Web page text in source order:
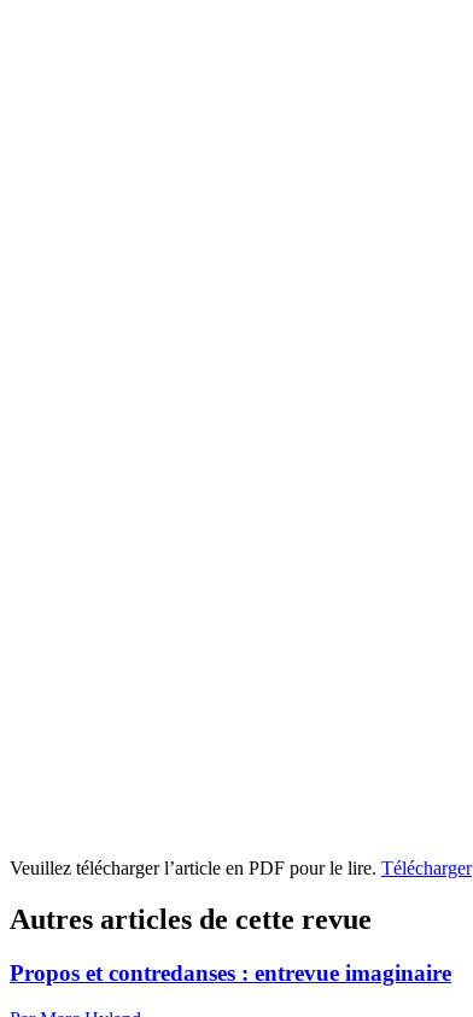
Veuillez télécharger l’article en PDF pour le lire. Télécharger
Autres articles de cette revue
Propos et contredanses : entrevue imaginaire